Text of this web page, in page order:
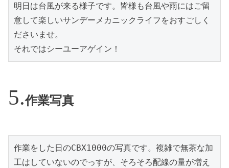
明日は台風が来る様子です。皆様も台風や雨にはご留
意して楽しいサンデーメカニックライフをおすごしく
ださいませ。
それではシーユーアゲイン！
作業写真
作業をした日のCBX1000の写真です。複雑で無茶な加
工はしていないのでっすが、そろそろ配線の量が増え